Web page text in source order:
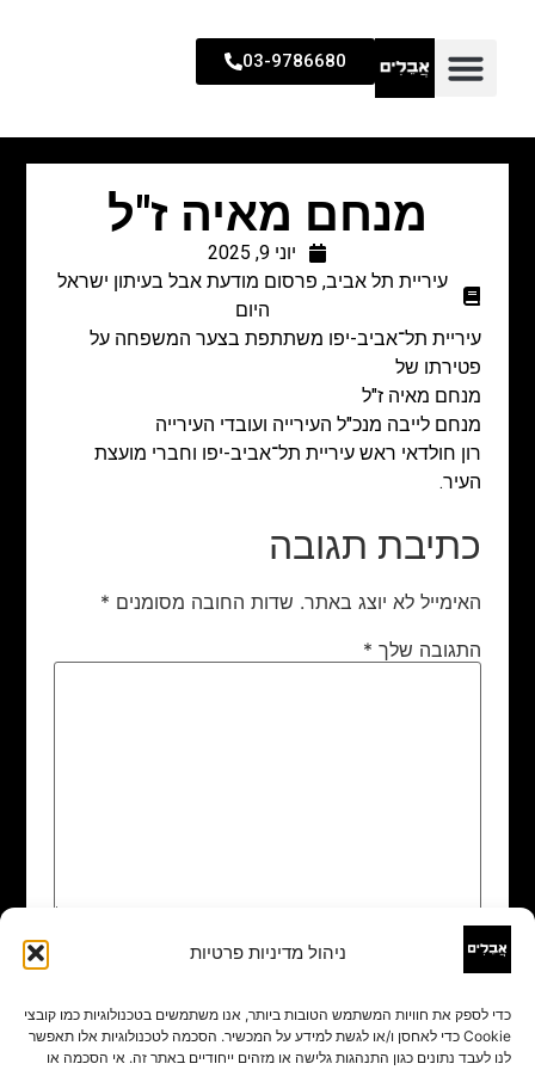
ניהול מדיניות פרטיות
כדי לספק את חוויות המשתמש הטובות ביותר, אנו משתמשים בטכנולוגיות כמו קובצי
Cookie כדי לאחסן ו/או לגשת למידע על המכשיר. הסכמה לטכנולוגיות אלו תאפשר
לנו לעבד נתונים כגון התנהגות גלישה או מזהים ייחודיים באתר זה. אי הסכמה או
03-9786680
מנחם מאיה ז"ל
יוני 9, 2025
עיריית תל אביב, פרסום מודעת אבל בעיתון ישראל
היום
עיריית תל־אביב-יפו משתתפת בצער המשפחה על
פטירתו של
מנחם מאיה ז"ל
מנחם לייבה מנכ"ל העירייה ועובדי העירייה
רון חולדאי ראש עיריית תל־אביב-יפו וחברי מועצת
העיר.
כתיבת תגובה
האימייל לא יוצג באתר. שדות החובה מסומנים *
התגובה שלך *
שם
אימייל*